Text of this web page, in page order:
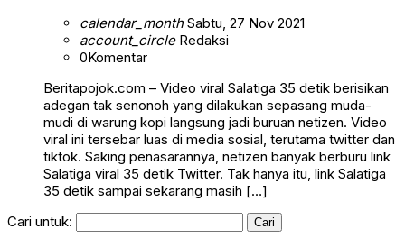
calendar_monthSabtu, 27 Nov 2021
account_circleRedaksi
0Komentar
Beritapojok.com – Video viral Salatiga 35 detik berisikan
adegan tak senonoh yang dilakukan sepasang muda-
mudi di warung kopi langsung jadi buruan netizen. Video
viral ini tersebar luas di media sosial, terutama twitter dan
tiktok. Saking penasarannya, netizen banyak berburu link
Salatiga viral 35 detik Twitter. Tak hanya itu, link Salatiga
35 detik sampai sekarang masih […]
Cari untuk: